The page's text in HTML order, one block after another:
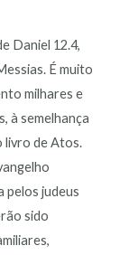
Daniel 12.4,
É muito
milhares e
à semelhança
livro de Atos.
pelos judeus
sido